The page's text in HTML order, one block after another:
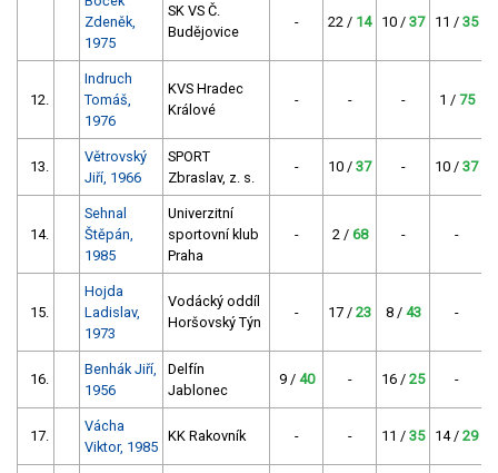
Zdeněk,
1975
SK VS Č.
Budějovice
- 22 / 14 10 / 37 11 / 35
12.
Indruch
Tomáš,
1976
KVS Hradec
Králové
- - - 1 / 75
13.
Větrovský
Jiří, 1966
SPORT
Zbraslav, z. s.
- 10 / 37 - 10 / 37
14.
Sehnal
Štěpán,
1985
Univerzitní
sportovní klub
Praha
- 2 / 68 - -
15.
Hojda
Ladislav,
1973
Vodácký oddíl
Horšovský Týn
- 17 / 23 8 / 43 -
16.
Benhák Jiří,
1956
Delfín
Jablonec
9 / 40 - 16 / 25 -
17.
Vácha
Viktor, 1985
KK Rakovník - - 11 / 35 14 / 29